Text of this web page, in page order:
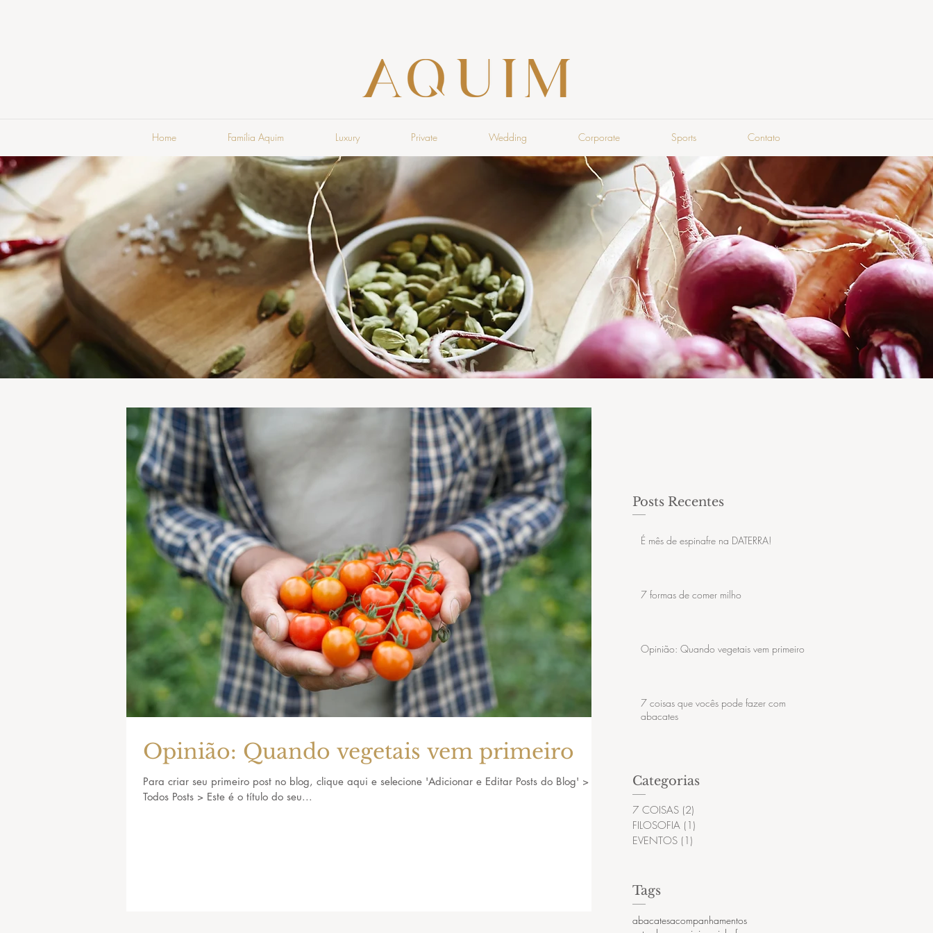
Home Família Aquim Luxury Private Wedding Corporate Sports Contato
Opinião: Quando vegetais vem primeiro
Para criar seu primeiro post no blog, clique aqui e selecione 'Adicionar e Editar Posts do Blog' >
Todos Posts > Este é o título do seu...
Posts Recentes
É mês de espinafre na DATERRA!
7 formas de comer milho
Opinião: Quando vegetais vem primeiro
7 coisas que vocês pode fazer com
abacates
Categorias
7 COISAS (2)
FILOSOFIA (1)
EVENTOS (1)
Tags
abacatesacompanhamentos